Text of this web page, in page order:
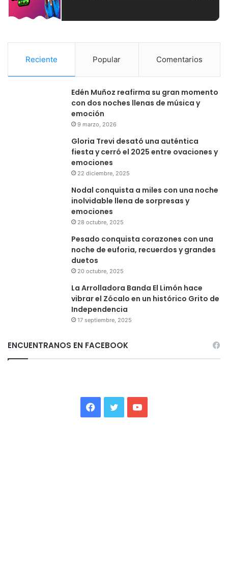
Reciente Popular Comentarios
Edén Muñoz reafirma su gran momento
con dos noches llenas de música y
emoción
9 marzo, 2026
Gloria Trevi desató una auténtica
fiesta y cerró el 2025 entre ovaciones y
emociones
22 diciembre, 2025
Nodal conquista a miles con una noche
inolvidable llena de sorpresas y
emociones
28 octubre, 2025
Pesado conquista corazones con una
noche de euforia, recuerdos y grandes
duetos
20 octubre, 2025
La Arrolladora Banda El Limón hace
vibrar el Zócalo en un histórico Grito de
Independencia
17 septiembre, 2025
ENCUENTRANOS EN FACEBOOK
Facebook
Twitter